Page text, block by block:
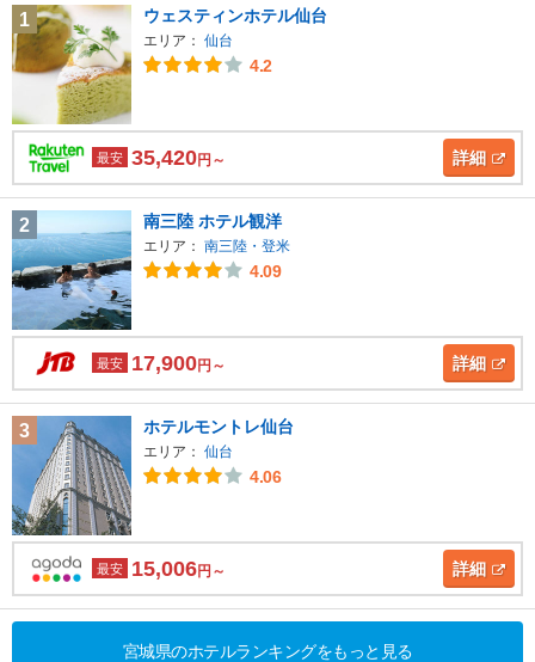
1
ウェスティンホテル仙台
エリア： 仙台
4.2
最安 35,420円～ 詳細
2 南三陸 ホテル観洋
エリア： 南三陸・登米
4.09
最安 17,900円～ 詳細
3 ホテルモントレ仙台
エリア： 仙台
4.06
最安 15,006円～ 詳細
宮城県のホテルランキングをもっと見る